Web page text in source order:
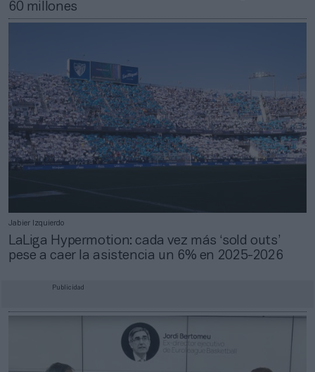
60 millones
Jabier Izquierdo
LaLiga Hypermotion: cada vez más ‘sold outs’
pese a caer la asistencia un 6% en 2025-2026
Publicidad